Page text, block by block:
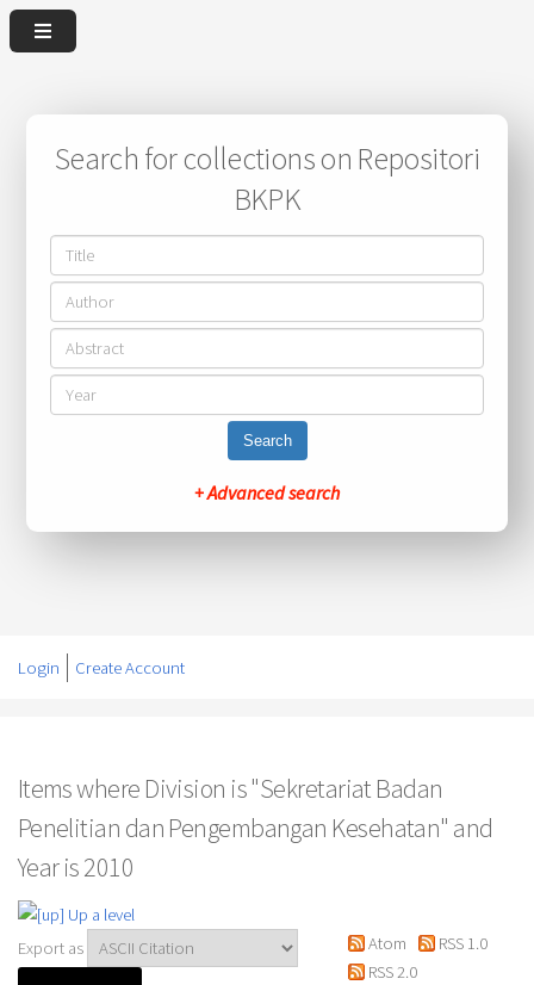
Search for collections on Repositori
BKPK
Search
+ Advanced search
Login Create Account
Items where Division is "Sekretariat Badan
Penelitian dan Pengembangan Kesehatan" and
Year is 2010
Up a level
Export as
Atom
RSS 1.0
RSS 2.0